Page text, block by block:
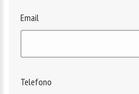
Email
Telefono